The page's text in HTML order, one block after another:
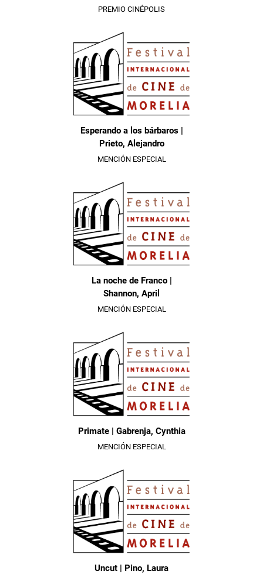
PREMIO CINÉPOLIS
Esperando a los bárbaros |
Prieto, Alejandro
MENCIÓN ESPECIAL
La noche de Franco |
Shannon, April
MENCIÓN ESPECIAL
Primate | Gabrenja, Cynthia
MENCIÓN ESPECIAL
Uncut | Pino, Laura